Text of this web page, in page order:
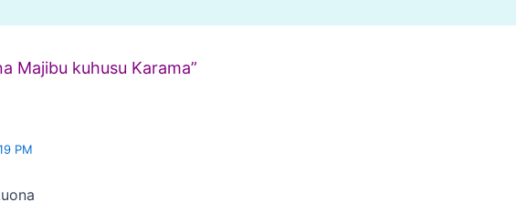
Majibu kuhusu Karama”
PM